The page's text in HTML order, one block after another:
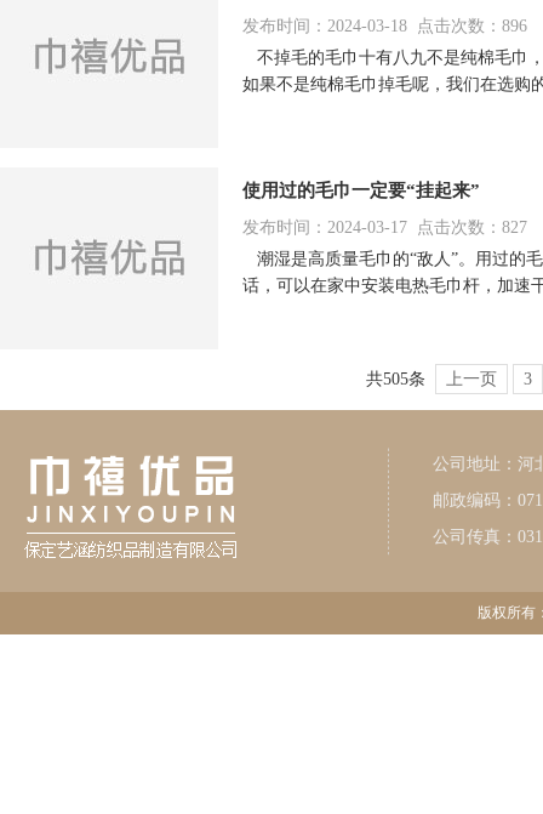
发布时间：2024-03-18 点击次数：896
不掉毛的毛巾十有八九不是纯棉毛巾
如果不是纯棉毛巾掉毛呢，我们在选购
使用过的毛巾一定要“挂起来”
发布时间：2024-03-17 点击次数：827
潮湿是高质量毛巾的“敌人”。用过的
话，可以在家中安装电热毛巾杆，加
共505条 上一页 3
公司地址：河
邮政编码：
公司传真：
版权所有